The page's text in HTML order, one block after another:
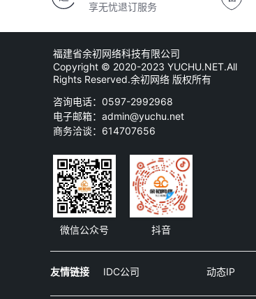
享无忧退订服务
福建省余初网络科技有限公司
Copyright © 2020-2023 YUCHU.NET.All
Rights Reserved.余初网络 版权所有
咨询电话：0597-2992968
电子邮箱：admin@yuchu.net
商务洽谈：614707656
微信公众号 抖音
友情链接 IDC公司 动态IP